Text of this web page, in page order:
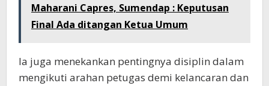
Maharani Capres, Sumendap : Keputusan
Final Ada ditangan Ketua Umum
Ia juga menekankan pentingnya disiplin dalam
mengikuti arahan petugas demi kelancaran dan